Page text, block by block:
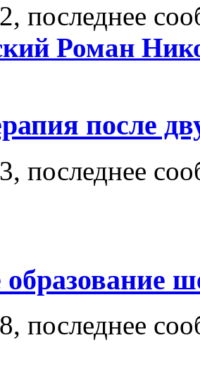
последнее
Роман
после
последнее
образование
последнее